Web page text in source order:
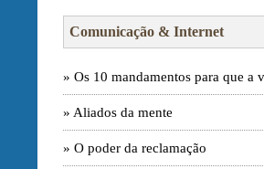
Comunicação & Internet
» Os 10 mandamentos para que a
» Aliados da mente
» O poder da reclamação